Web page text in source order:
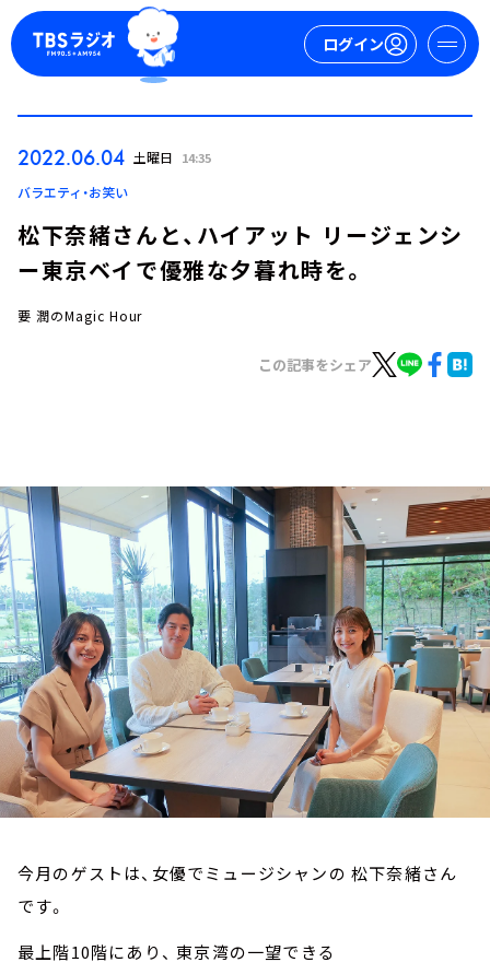
ログイン
ログイン
お知らせ
イベント・グッズ
YouTube
会社情報
2022.06.04 土曜日 14:35
バラエティ・お笑い
松下奈緒さんと、ハイアット リージェンシ
ー東京ベイで優雅な夕暮れ時を。
要 潤のMagic Hour
この記事をシェア
今月のゲストは、女優でミュージシャンの 松下奈緒さん
です。
最上階10階にあり、 東京湾の一望できる